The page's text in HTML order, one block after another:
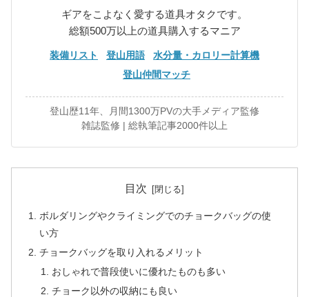
ギアをこよなく愛する道具オタクです。
総額500万以上の道具購入するマニア
装備リスト 登山用語
水分量・カロリー計算機
登山仲間マッチ
登山歴11年、月間1300万PVの大手メディア監修
雑誌監修 | 総執筆記事2000件以上
目次
ボルダリングやクライミングでのチョークバッグの使
い方
チョークバッグを取り入れるメリット
おしゃれで普段使いに優れたものも多い
チョーク以外の収納にも良い